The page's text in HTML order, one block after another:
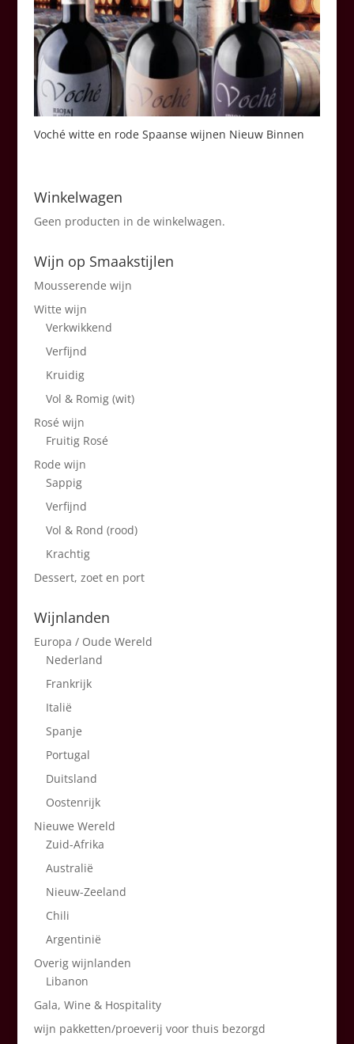
Voché witte en rode Spaanse wijnen Nieuw Binnen
Winkelwagen
Geen producten in de winkelwagen.
Wijn op Smaakstijlen
Mousserende wijn
Witte wijn
Verkwikkend
Verfijnd
Kruidig
Vol & Romig (wit)
Rosé wijn
Fruitig Rosé
Rode wijn
Sappig
Verfijnd
Vol & Rond (rood)
Krachtig
Dessert, zoet en port
Wijnlanden
Europa / Oude Wereld
Nederland
Frankrijk
Italië
Spanje
Portugal
Duitsland
Oostenrijk
Nieuwe Wereld
Zuid-Afrika
Australië
Nieuw-Zeeland
Chili
Argentinië
Overig wijnlanden
Libanon
Gala, Wine & Hospitality
wijn pakketten/proeverij voor thuis bezorgd